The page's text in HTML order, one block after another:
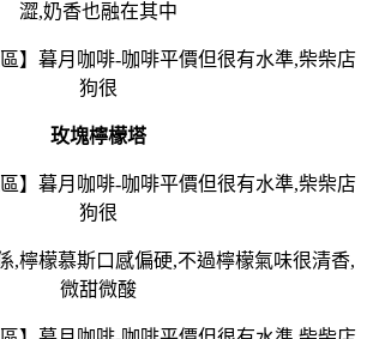
澀,奶香也融在其中
玫塊檸檬塔
,檸檬慕斯口感偏硬,不過檸檬氣味很清香,
微甜微酸